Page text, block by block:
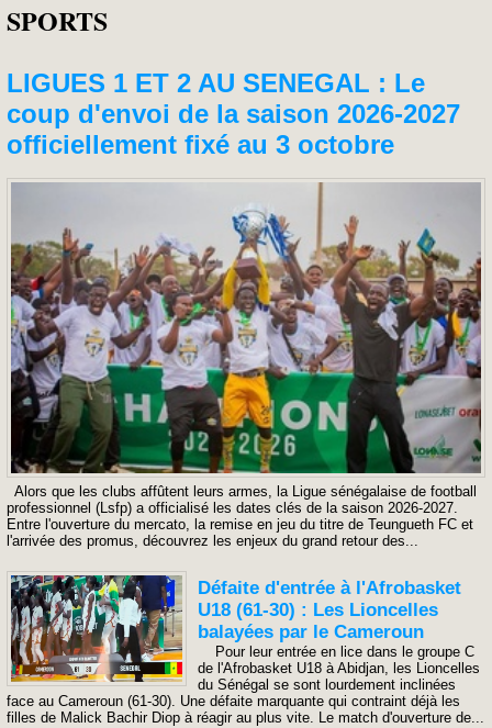
SPORTS
LIGUES 1 ET 2 AU SENEGAL : Le
coup d'envoi de la saison 2026-2027
officiellement fixé au 3 octobre
Alors que les clubs affûtent leurs armes, la Ligue sénégalaise de football
professionnel (Lsfp) a officialisé les dates clés de la saison 2026-2027.
Entre l'ouverture du mercato, la remise en jeu du titre de Teungueth FC et
l'arrivée des promus, découvrez les enjeux du grand retour des...
Défaite d'entrée à l'Afrobasket
U18 (61-30) : Les Lioncelles
balayées par le Cameroun
Pour leur entrée en lice dans le groupe C
de l'Afrobasket U18 à Abidjan, les Lioncelles
du Sénégal se sont lourdement inclinées
face au Cameroun (61-30). Une défaite marquante qui contraint déjà les
filles de Malick Bachir Diop à réagir au plus vite. Le match d'ouverture de...